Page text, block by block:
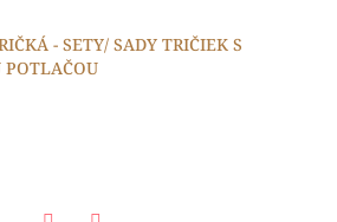
- SETY/ SADY TRIČIEK S